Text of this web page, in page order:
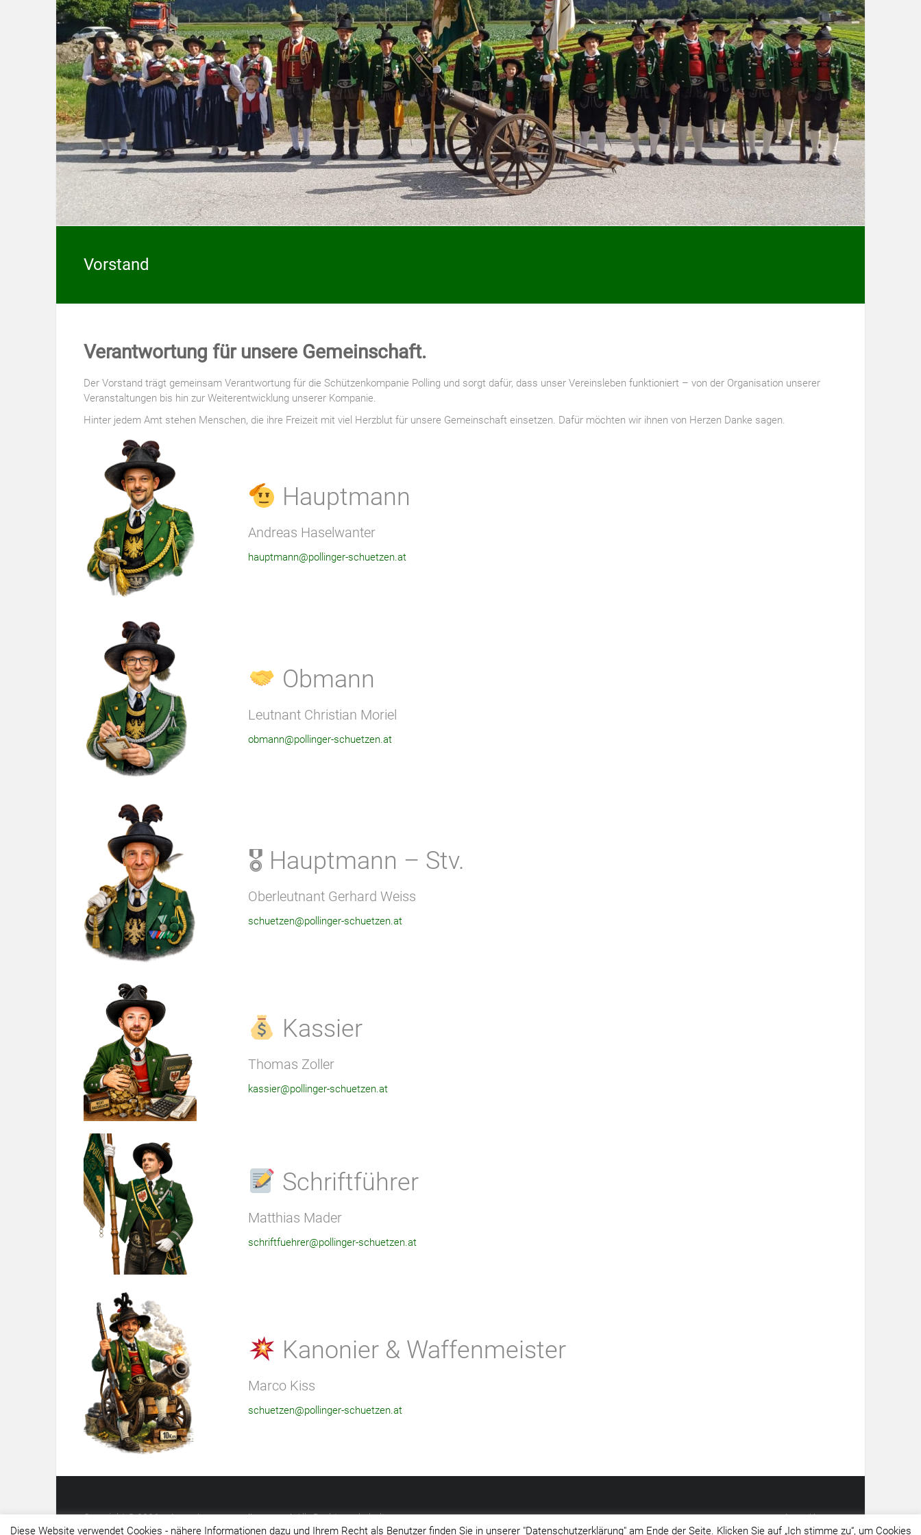
Vorstand
Verantwortung für unsere Gemeinschaft.
Der Vorstand trägt gemeinsam Verantwortung für die Schützenkompanie Polling und sorgt dafür, dass unser Vereinsleben funktioniert – von der Organisation unserer
Veranstaltungen bis hin zur Weiterentwicklung unserer Kompanie.
Hinter jedem Amt stehen Menschen, die ihre Freizeit mit viel Herzblut für unsere Gemeinschaft einsetzen. Dafür möchten wir ihnen von Herzen Danke sagen.
Hauptmann
Andreas Haselwanter
hauptmann@pollinger-schuetzen.at
Obmann
Leutnant Christian Moriel
obmann@pollinger-schuetzen.at
🎖 Hauptmann – Stv.
Oberleutnant Gerhard Weiss
schuetzen@pollinger-schuetzen.at
Kassier
Thomas Zoller
kassier@pollinger-schuetzen.at
Schriftführer
Matthias Mader
schriftfuehrer@pollinger-schuetzen.at
Kanonier & Waffenmeister
Marco Kiss
schuetzen@pollinger-schuetzen.at
Copyright © 2026Schützenkompanie Polling in Tirol. Alle Rechte vorbehalten.
Theme:Amplevon ThemeGrill. Präsentiert vonWordPress.
Impressum Datenschutzerklärung
Diese Website verwendet Cookies - nähere Informationen dazu und Ihrem Recht als Benutzer finden Sie in unserer "Datenschutzerklärung" am Ende der Seite. Klicken Sie auf „Ich stimme zu“, um Cookies